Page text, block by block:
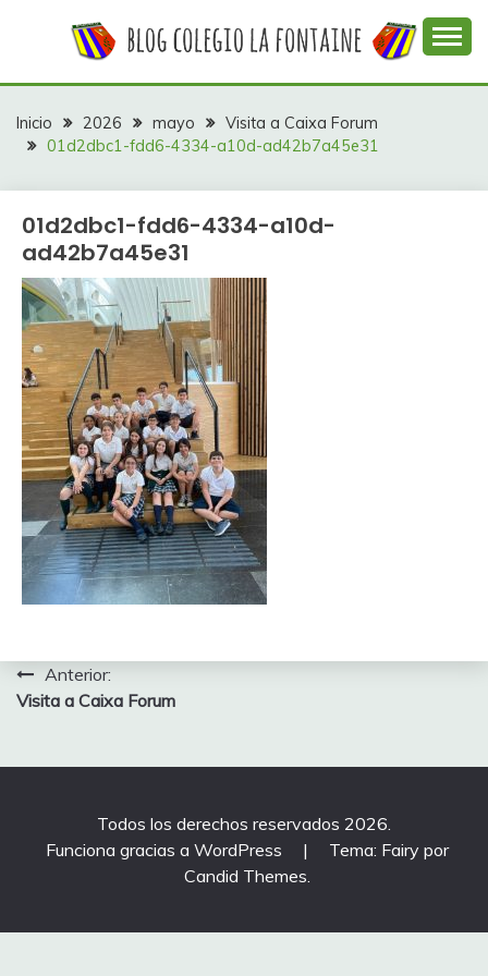
COLEGIO LA
FONTAINE
colegio La Fontaine
Inicio 2026 mayo
Visita a Caixa Forum
01d2dbc1-fdd6-4334-a10d-ad42b7a45e31
01d2dbc1-fdd6-4334-a10d-
ad42b7a45e31
Navegación
de
entradas
Anterior:
Visita a Caixa Forum
Todos los derechos reservados 2026.
Funciona gracias a WordPress
|
Tema: Fairy por
Candid Themes